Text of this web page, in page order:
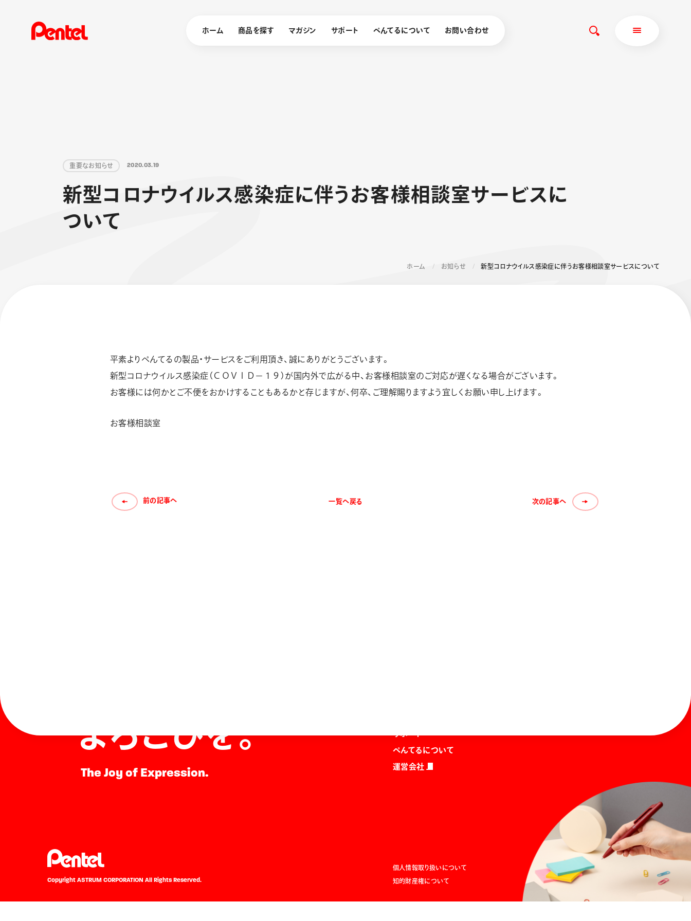
ホーム 商品を探す マガジン サポート ぺんてるについて お問い合わせ
ブラッシュ（筆）
画材
運営会社
フローチューン 限定
Skyly Design
アートクレヨン くるりら
ーズ
重要なお知 らせ 2020.03.19
新型コ ロナウイルス感染症に伴う お客様相 談室サー ビス に
ついて
ホーム お知らせ 新型コロナウイルス感染症に伴うお客様相談室サービスについて
平素よりぺんてるの製品・サービスをご利用頂き、誠にありがとうございます。
新型コロナウイルス感染症（ＣＯＶＩＤ－１９）が国内外で広がる中、お客様相談室のご対応が遅くなる場合がございます。
お客様には何かとご不便をおかけすることもあるかと存じますが、何卒、ご理解賜りますよう宜しくお願い申し上げます。
お客様相談室
前の記事へ 一覧へ戻る 次の記事へ
サポート
ぺんてるについて
運営会社
個人情報取り扱いについて
知的財産権について
よろこびを。
The Joy of Expression.
Copyright ASTRUM CORPORATION All Rights Reserved.